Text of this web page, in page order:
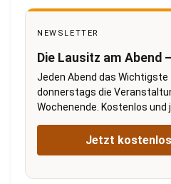
NEWSLETTER
Die Lausitz am Abend
Jeden Abend das Wichtigste
donnerstags die
Wochenende. Kostenlos
Jetzt